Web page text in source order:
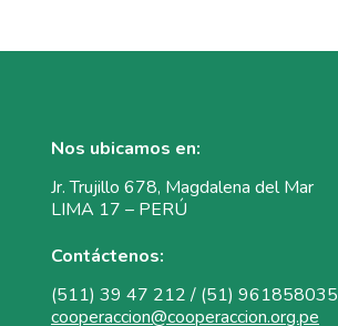
Nos ubicamos en:
Jr. Trujillo 678, Magdalena del Mar
LIMA 17 – PERÚ
Contáctenos:
(511) 39 47 212 / (51) 961858035
cooperaccion@cooperaccion.org.pe